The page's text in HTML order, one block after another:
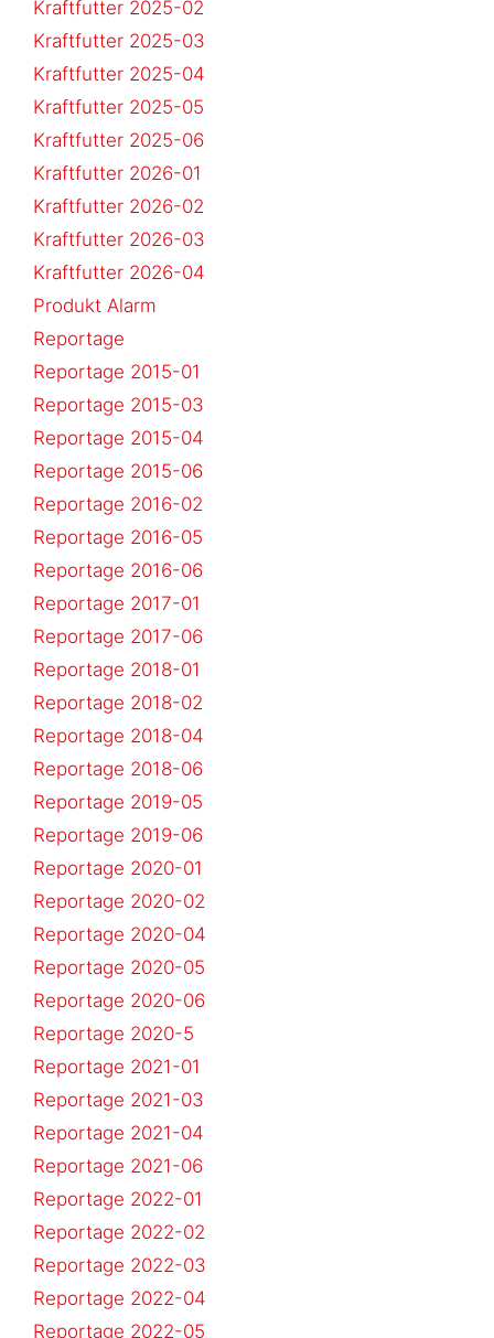
Kraftfutter 2025-02
Kraftfutter 2025-03
Kraftfutter 2025-04
Kraftfutter 2025-05
Kraftfutter 2025-06
Kraftfutter 2026-01
Kraftfutter 2026-02
Kraftfutter 2026-03
Kraftfutter 2026-04
Produkt Alarm
Reportage
Reportage 2015-01
Reportage 2015-03
Reportage 2015-04
Reportage 2015-06
Reportage 2016-02
Reportage 2016-05
Reportage 2016-06
Reportage 2017-01
Reportage 2017-06
Reportage 2018-01
Reportage 2018-02
Reportage 2018-04
Reportage 2018-06
Reportage 2019-05
Reportage 2019-06
Reportage 2020-01
Reportage 2020-02
Reportage 2020-04
Reportage 2020-05
Reportage 2020-06
Reportage 2020-5
Reportage 2021-01
Reportage 2021-03
Reportage 2021-04
Reportage 2021-06
Reportage 2022-01
Reportage 2022-02
Reportage 2022-03
Reportage 2022-04
Reportage 2022-05